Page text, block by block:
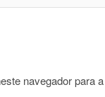
navegador para